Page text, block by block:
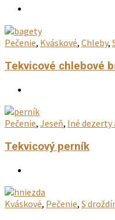
Pečenie, Kváskové, Chleby,
Tekvicové chlebové
Pečenie, Jeseň, Iné dezerty
Tekvicový perník
Kváskové, Pečenie, S